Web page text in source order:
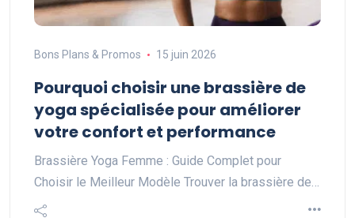
Bons Plans & Promos 15 juin 2026
Pourquoi choisir une brassière de
yoga spécialisée pour améliorer
votre confort et performance
Brassière Yoga Femme : Guide Complet pour
Choisir le Meilleur Modèle Trouver la brassière de…